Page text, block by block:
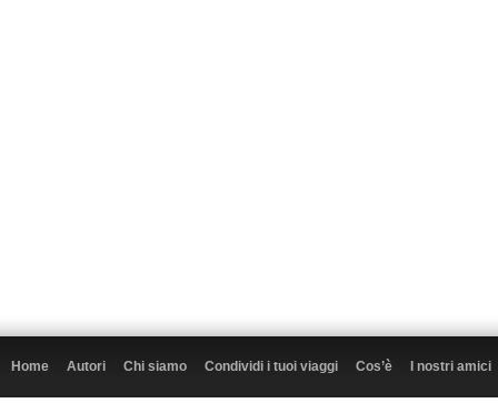
Home Autori Chi siamo Condividi i tuoi viaggi Cos’è I nostri amici